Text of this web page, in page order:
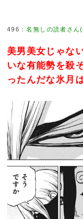
496 ：名無しの読者さん
美男美女じゃな
いな有能勢を殺
ったんだな氷月